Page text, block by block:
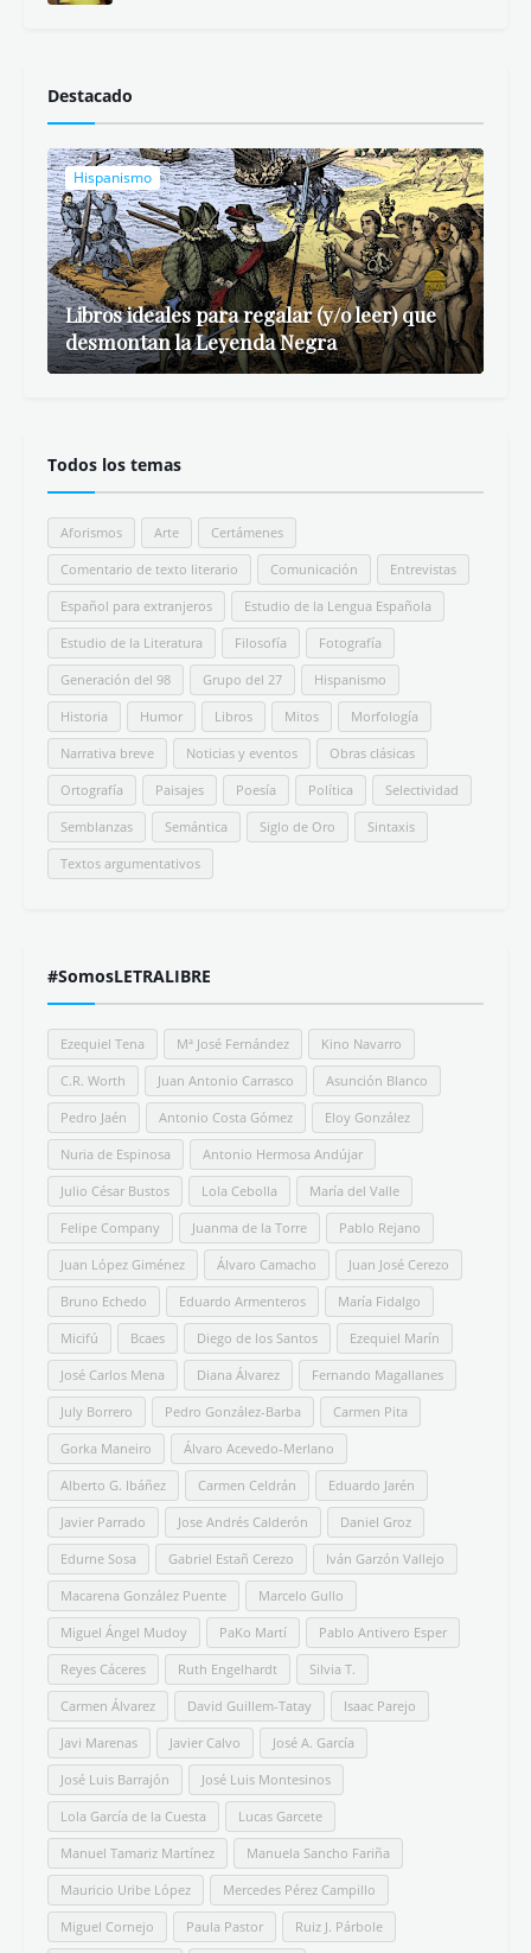
Destacado
Hispanismo
Libros ideales para regalar (y/o leer) que
desmontan la Leyenda Negra
Todos los temas
Aforismos Arte Certámenes
Comentario de texto literario Comunicación Entrevistas
Español para extranjeros Estudio de la Lengua Española
Estudio de la Literatura Filosofía Fotografía
Generación del 98 Grupo del 27 Hispanismo
Historia Humor Libros Mitos Morfología
Narrativa breve Noticias y eventos Obras clásicas
Ortografía Paisajes Poesía Política Selectividad
Semblanzas Semántica Siglo de Oro Sintaxis
Textos argumentativos
#SomosLETRALIBRE
Ezequiel Tena Mª José Fernández Kino Navarro
C.R. Worth Juan Antonio Carrasco Asunción Blanco
Pedro Jaén Antonio Costa Gómez Eloy González
Nuria de Espinosa Antonio Hermosa Andújar
Julio César Bustos Lola Cebolla María del Valle
Felipe Company Juanma de la Torre Pablo Rejano
Juan López Giménez Álvaro Camacho Juan José Cerezo
Bruno Echedo Eduardo Armenteros María Fidalgo
Micifú Bcaes Diego de los Santos Ezequiel Marín
José Carlos Mena Diana Álvarez Fernando Magallanes
July Borrero Pedro González-Barba Carmen Pita
Gorka Maneiro Álvaro Acevedo-Merlano
Alberto G. Ibáñez Carmen Celdrán Eduardo Jarén
Javier Parrado Jose Andrés Calderón Daniel Groz
Edurne Sosa Gabriel Estañ Cerezo Iván Garzón Vallejo
Macarena González Puente Marcelo Gullo
Miguel Ángel Mudoy PaKo Martí Pablo Antivero Esper
Reyes Cáceres Ruth Engelhardt Silvia T.
Carmen Álvarez David Guillem-Tatay Isaac Parejo
Javi Marenas Javier Calvo José A. García
José Luis Barrajón José Luis Montesinos
Lola García de la Cuesta Lucas Garcete
Manuel Tamariz Martínez Manuela Sancho Fariña
Mauricio Uribe López Mercedes Pérez Campillo
Miguel Cornejo Paula Pastor Ruiz J. Párbole